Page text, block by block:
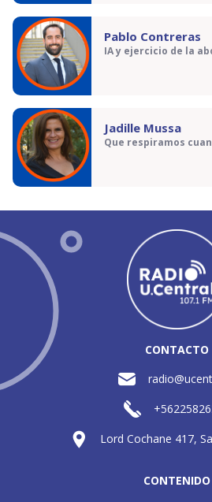
Pablo Contreras
IA y ejercicio de la
Jadille Mussa
Que respiramos
CONTACTO
Lord Cochane 417,
CONTENIDO